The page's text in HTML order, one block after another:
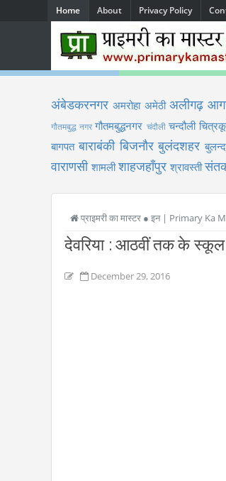
Home About Privacy Policy
अंबेडकरनगर अमरोहा अमेठी अलीगढ़
गौतमबुद्ध नगर गौतमबुद्धनगर चंदौली चन्दौली
बागपत बाराबंकी बिजनौर बुलंदशहर
वाराणसी शामली शाहजहाँपुर श्रावस्ती
प्राइमरी का मास्टर ● इन | Primary
देवरिया : आठवीं तक के स्कूल
December 29, 2016